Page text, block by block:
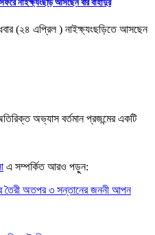
নাইক্ষ্যংছড়ি আসছেন বীর বাহাদুর
(২৪ এপ্রিল ) নাইক্ষ্যংছড়িতে আসছেন
অভ্যাস বর্তমান প্রজন্মের একটি
এ সম্পর্কিত আরও পড়ুন:
তৈরী অতপর ৩ সন্তানের জননী আপন